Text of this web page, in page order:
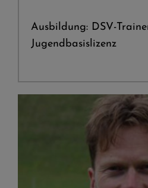
Ausbildung: DSV-
Jugendbasislizenz